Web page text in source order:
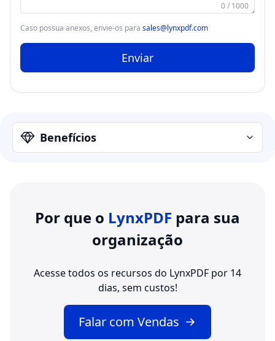
0 / 1000
Caso possua anexos, envie-os para sales@lynxpdf.com
Enviar
Benefícios
Por que o LynxPDF para sua
organização
Falar com Vendas
Acesse todos os recursos do LynxPDF por 14
dias, sem custos!